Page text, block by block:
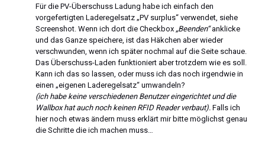
Für die PV-Überschuss Ladung habe ich einfach den
vorgefertigten Laderegelsatz „PV surplus“ verwendet, siehe
Screenshot. Wenn ich dort die Checkbox „Beenden“anklicke
und das Ganze speichere, ist das Häkchen aber wieder
verschwunden, wenn ich später nochmal auf die Seite schaue.
Das Überschuss-Laden funktioniert aber trotzdem wie es soll.
Kann ich das so lassen, oder muss ich das noch irgendwie in
einen „eigenen Laderegelsatz“ umwandeln?
(ich habe keine verschiedenen Benutzer eingerichtet und die
Wallbox hat auch noch keinen RFID Reader verbaut). Falls ich
hier noch etwas ändern muss erklärt mir bitte möglichst genau
die Schritte die ich machen muss…